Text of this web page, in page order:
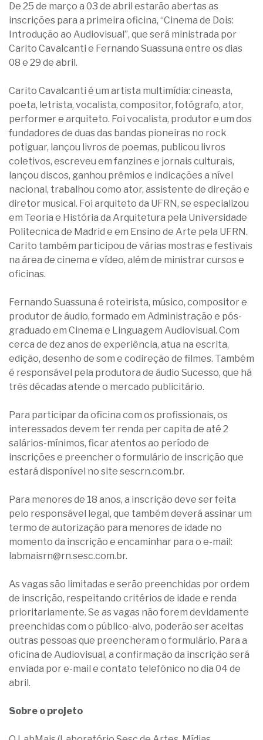
De 25 de março a 03 de abril estarão abertas as
inscrições para a primeira oficina, “Cinema de Dois:
Introdução ao Audiovisual”, que será ministrada por
Carito Cavalcanti e Fernando Suassuna entre os dias
08 e 29 de abril.
Carito Cavalcanti é um artista multimídia: cineasta,
poeta, letrista, vocalista, compositor, fotógrafo, ator,
performer e arquiteto. Foi vocalista, produtor e um dos
fundadores de duas das bandas pioneiras no rock
potiguar, lançou livros de poemas, publicou livros
coletivos, escreveu em fanzines e jornais culturais,
lançou discos, ganhou prêmios e indicações a nível
nacional, trabalhou como ator, assistente de direção e
diretor musical. Foi arquiteto da UFRN, se especializou
em Teoria e História da Arquitetura pela Universidade
Politecnica de Madrid e em Ensino de Arte pela UFRN.
Carito também participou de várias mostras e festivais
na área de cinema e vídeo, além de ministrar cursos e
oficinas.
Fernando Suassuna é roteirista, músico, compositor e
produtor de áudio, formado em Administração e pós-
graduado em Cinema e Linguagem Audiovisual. Com
cerca de dez anos de experiência, atua na escrita,
edição, desenho de som e codireção de filmes. Também
é responsável pela produtora de áudio Sucesso, que há
três décadas atende o mercado publicitário.
Para participar da oficina com os profissionais, os
interessados devem ter renda per capita de até 2
salários-mínimos, ficar atentos ao período de
inscrições e preencher o formulário de inscrição que
estará disponível no site sescrn.com.br.
Para menores de 18 anos, a inscrição deve ser feita
pelo responsável legal, que também deverá assinar um
termo de autorização para menores de idade no
momento da inscrição e encaminhar para o e-mail:
labmaisrn@rn.sesc.com.br.
As vagas são limitadas e serão preenchidas por ordem
de inscrição, respeitando critérios de idade e renda
prioritariamente. Se as vagas não forem devidamente
preenchidas com o público-alvo, poderão ser aceitas
outras pessoas que preencheram o formulário. Para a
oficina de Audiovisual, a confirmação da inscrição será
enviada por e-mail e contato telefônico no dia 04 de
abril.
Sobre o projeto